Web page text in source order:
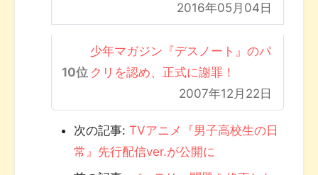
2016年05月04日
少年マガジン『デスノート』のパ
クリを認め、正式に謝罪！
2007年12月22日
次の記事: TVアニメ『男子高校生の日
常』先行配信ver.が公開に